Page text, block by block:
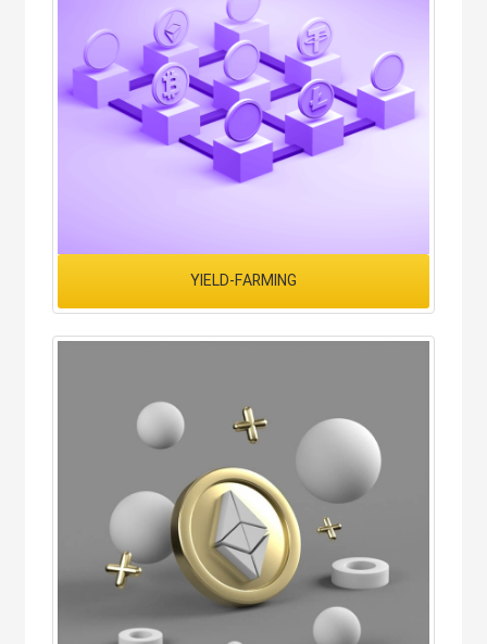
YIELD-FARMING